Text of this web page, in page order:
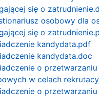
się o
osobowy dla
się o
kandydata.pdf
kandydata.doc
o
w celach
o